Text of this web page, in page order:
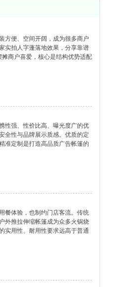
方便、空间开阔，成为很多商户
实拍人字蓬落地效果，分享靠谱
商户喜爱，核心是结构优势适配
有充足空间，小吃摊、服装市
性强、性价比高、曝光度广的优
全性与品牌展示质感。优质的定
准定制是打造高品质广告帐篷的
同场地空间与活动规模。材质
餐体验，也制约门店客流。传统
外推拉伸缩帐篷成为众多火锅烧
实用性、耐用性要求远高于普通
、破损、渗水。我们专为餐饮